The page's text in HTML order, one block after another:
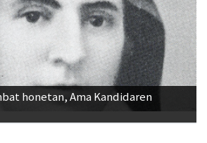
honetan, Ama Kandidaren